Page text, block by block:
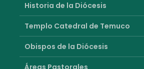
Historia de la Diócesis
Templo Catedral de Temuco
Obispos de la Diócesis